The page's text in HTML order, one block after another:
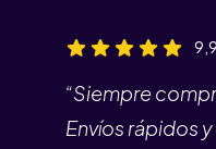
“Siempre
Envíos rápidos